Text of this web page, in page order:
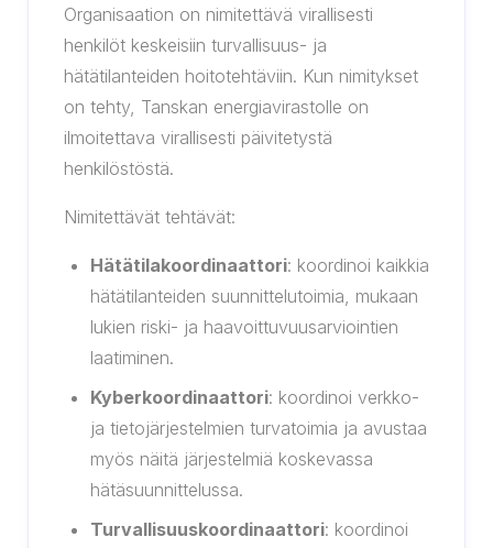
Organisaation on nimitettävä virallisesti
henkilöt keskeisiin turvallisuus- ja
hätätilanteiden hoitotehtäviin. Kun nimitykset
on tehty, Tanskan energiavirastolle on
ilmoitettava virallisesti päivitetystä
henkilöstöstä.
Nimitettävät tehtävät:
Hätätilakoordinaattori: koordinoi kaikkia
hätätilanteiden suunnittelutoimia, mukaan
lukien riski- ja haavoittuvuusarviointien
laatiminen.
Kyberkoordinaattori: koordinoi verkko-
ja tietojärjestelmien turvatoimia ja avustaa
myös näitä järjestelmiä koskevassa
hätäsuunnittelussa.
Turvallisuuskoordinaattori: koordinoi